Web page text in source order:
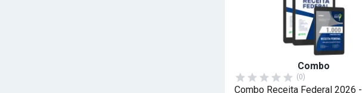
Combo
(0)
Combo Receita Federal 2026 -